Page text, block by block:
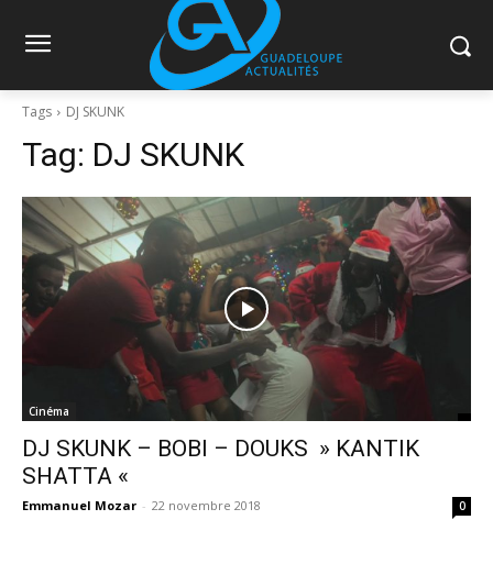
Tags DJ SKUNK
Tag: DJ SKUNK
Cinéma
DJ SKUNK – BOBI – DOUKS » KANTIK
SHATTA «
Emmanuel Mozar - 22 novembre 2018 0